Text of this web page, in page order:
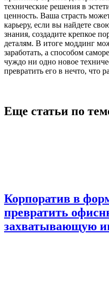
технические решения в
ценность. Ваша страсть
карьеру, если вы найдете
знания, создадите крепкое
деталям. В итоге моддинг
заработать, а способом
чуждо ни одно новое
превратить его в нечто, что
Еще статьи по
Корпоратив в
превратить
захватывающую